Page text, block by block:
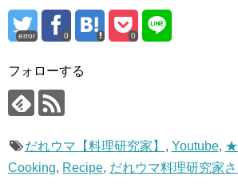
error 0 0
フォローする
だれウマ【料理研究家】 , Youtube,
Cooking, Recipe, だれウマ料理研究家